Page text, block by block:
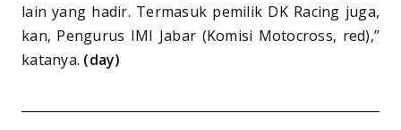
lain yang hadir. Termasuk pemilik DK Racing juga,
kan, Pengurus IMI Jabar (Komisi Motocross, red),”
katanya. (day)